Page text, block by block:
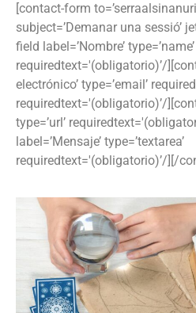
[contact-form
subject=’Demanar una sessió’
field label=’Nombre’ type=’name’
requiredtext='(obligatorio)’/
electrónico’ type=’email’
requiredtext='(obligatorio)’/
type=’url’
label=’Mensaje’ type=’textarea’
requiredtext='(obligatorio)’/][/